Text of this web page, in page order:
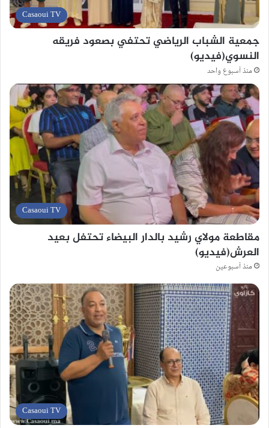
Casaoui TV
جمعية الشباب الرياضي تحتفي بصعود فريقه
النسوي(فيديو)
منذ أسبوع واحد
Casaoui TV
مقاطعة مولاي رشيد بالدار البيضاء تحتفل بعيد
العرش(فيديو)
منذ أسبوعين
Casaoui TV